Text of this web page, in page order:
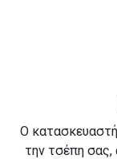
Ο
την τσέπη σας,